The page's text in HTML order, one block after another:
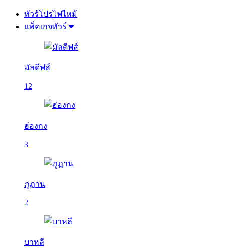
ทัวร์โปรไฟไหม้
แพ็คเกจทัวร์
มัลดีฟส์
12
ฮ่องกง
3
ภูฏาน
2
บาหลี